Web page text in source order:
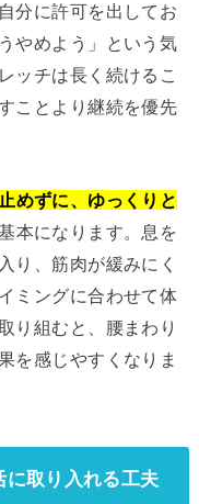
分に許可を出してお
やめよう」という気
ッチは長く続けるこ
ことより継続を優先
めずに、ゆっくりと
本になります。息を
り、筋肉が緩みにく
ミングに合わせて体
り組むと、腰まわり
を感じやすくなりま
取り入れる工夫